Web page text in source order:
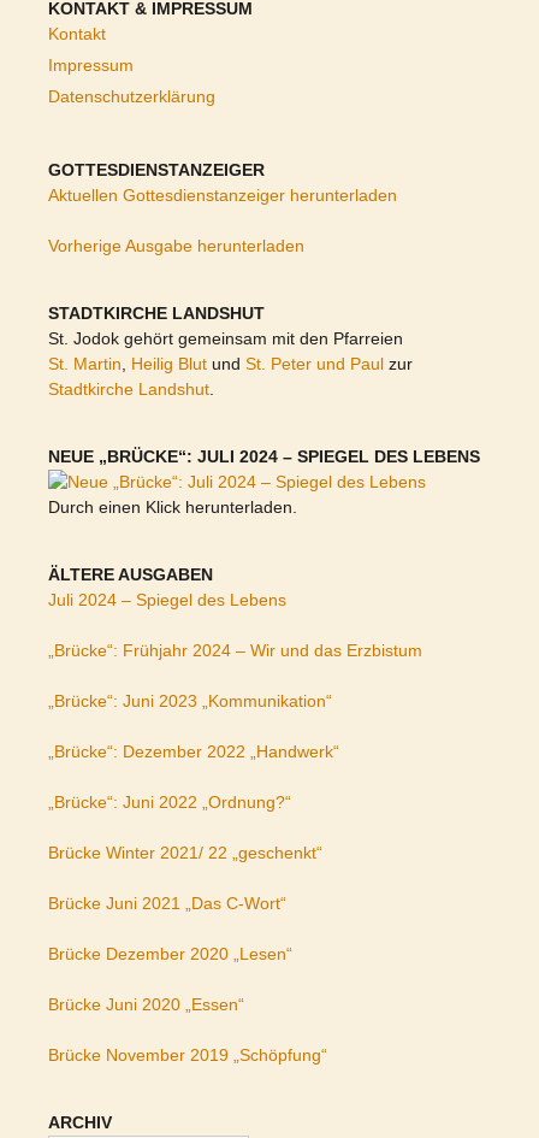
KONTAKT & IMPRESSUM
Kontakt
Impressum
Datenschutzerklärung
GOTTESDIENSTANZEIGER
Aktuellen Gottesdienstanzeiger herunterladen
Vorherige Ausgabe herunterladen
STADTKIRCHE LANDSHUT
St. Jodok gehört gemeinsam mit den Pfarreien
St. Martin
Heilig Blut und St. Peter und Paul zur
Stadtkirche Landshut
NEUE „BRÜCKE“: JULI 2024 – SPIEGEL DES LEBENS
Durch einen Klick herunterladen.
ÄLTERE AUSGABEN
Juli 2024 – Spiegel des Lebens
„Brücke“: Frühjahr 2024 – Wir und das Erzbistum
„Brücke“: Juni 2023 „Kommunikation“
„Brücke“: Dezember 2022 „Handwerk“
„Brücke“: Juni 2022 „Ordnung?“
Brücke Winter 2021/ 22 „geschenkt“
Brücke Juni 2021 „Das C-Wort“
Brücke Dezember 2020 „Lesen“
Brücke Juni 2020 „Essen“
Brücke November 2019 „Schöpfung“
ARCHIV